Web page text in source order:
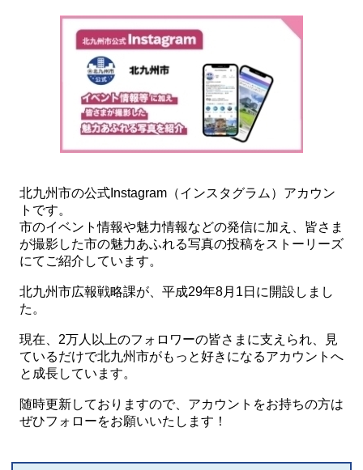
北九州市の公式Instagram（インスタグラム）アカウン
トです。
市のイベント情報や魅力情報などの発信に加え、皆さま
が撮影した市の魅力あふれる写真の投稿をストーリーズ
にてご紹介しています。
北九州市広報戦略課が、平成29年8月1日に開設しまし
た。
現在、2万人以上のフォロワーの皆さまに支えられ、見
ているだけで北九州市がもっと好きになるアカウントへ
と成長しています。
随時更新しておりますので、アカウントをお持ちの方は
ぜひフォローをお願いいたします！